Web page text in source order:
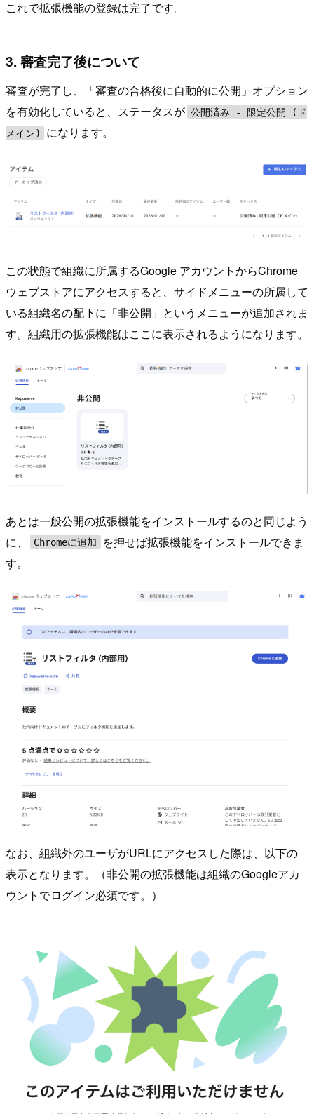
これで拡張機能の登録は完了です。
3. 審査完了後について
審査が完了し、「審査の合格後に自動的に公開」オプション
を有効化していると、ステータスが 公開済み - 限定公開 (ド
メイン)
になります。
この状態で組織に所属するGoogle アカウントからChrome
ウェブストアにアクセスすると、サイドメニューの所属して
いる組織名の配下に「非公開」というメニューが追加されま
す。組織用の拡張機能はここに表示されるようになります。
あとは一般公開の拡張機能をインストールするのと同じよう
に、
Chromeに追加
を押せば拡張機能をインストールできま
す。
なお、組織外のユーザがURLにアクセスした際は、以下の
表示となります。（非公開の拡張機能は組織のGoogleアカ
ウントでログイン必須です。）